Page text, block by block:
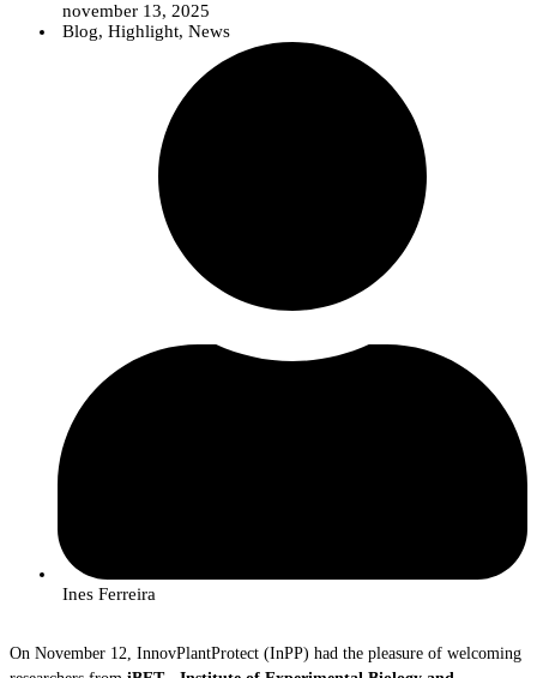
O InnovPlantProtect agradece a todos os participantes pela sua presença e
interesse, bem como à Herdade de Rui Vaz pela disponibilidade para acolher
Sobre o projeto BioLivingLABs
A ação foi realizada no âmbito do projeto
BioLivingLABS: Bioeconomy
at the service of the sustainability of inland territories
, cofinanciado
pelo COMPETE 2030, que visa aproximar a ciência das empresas e dos
produtores, transformando os resultados da investigação em soluções
práticas e sustentáveis que tragam valor económico e ambiental aos
O consórcio integra cinco instituições de investigação e inovação – o
Instituto Politécnico de Bragança, o Instituto Politécnico de Castelo Branco,
o Laboratório Colaborativo Montanhas de Investigação (MORE), o
Laboratório Colaborativo InnovPlantProtect e o Centro de Valorização e
Transferência de Tecnologia da Água (AquaValor).
november 13, 2025
Blog, Highlight, News
Ines Ferreira
On November 12, InnovPlantProtect (InPP) had the pleasure of welcoming